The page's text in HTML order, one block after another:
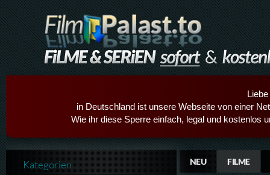
in Deutschland ist unsere Webseite von einer
Wie ihr diese Sperre einfach, legal und kostenlos
NEU FILME
Kategorien